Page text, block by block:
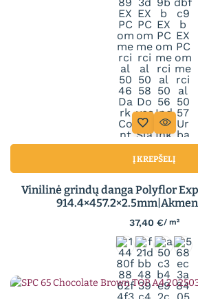
Į KREPŠELĮ
Vinilinė grindų danga Polyflor
37,40 €/ m²